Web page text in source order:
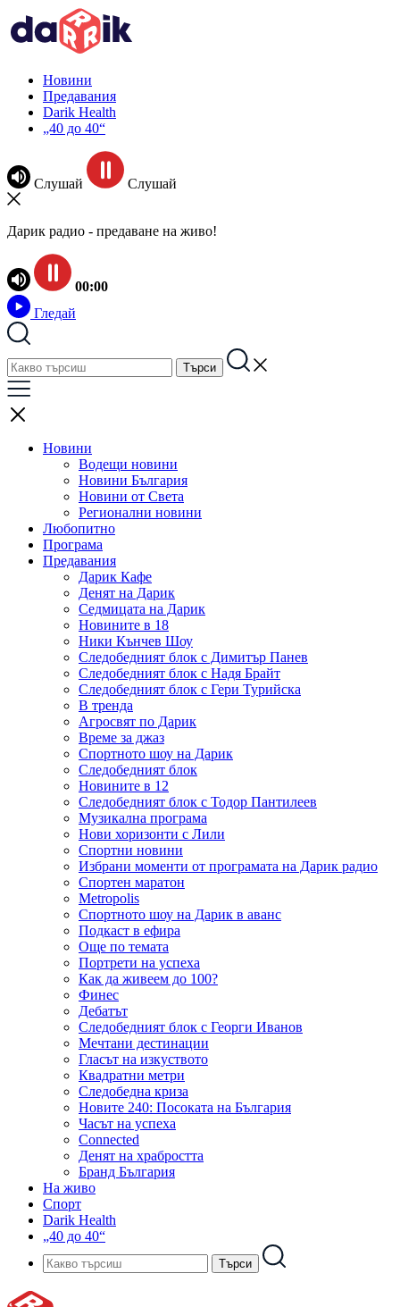
Новини
Предавания
Darik Health
„40 до 40“
Слушай Слушай
Дарик радио - предаване на живо!
00:00
Гледай
Новини
Водещи новини
Новини България
Новини от Света
Регионални новини
Любопитно
Програма
Предавания
Дарик Кафе
Денят на Дарик
Седмицата на Дарик
Новините в 18
Ники Кънчев Шоу
Следобедният блок с Димитър Панев
Следобедният блок с Надя Брайт
Следобедният блок с Гери Турийска
В тренда
Агросвят по Дарик
Време за джаз
Спортното шоу на Дарик
Следобедният блок
Новините в 12
Следобедният блок с Тодор Пантилеев
Музикална програма
Нови хоризонти с Лили
Спортни новини
Избрани моменти от програмата на Дарик радио
Спортен маратон
Metropolis
Спортното шоу на Дарик в аванс
Подкаст в ефира
Още по темата
Портрети на успеха
Как да живеем до 100?
Финес
Дебатът
Следобедният блок с Георги Иванов
Мечтани дестинации
Гласът на изкуството
Квадратни метри
Следобедна криза
Новите 240: Посоката на България
Часът на успеха
Connected
Денят на храбростта
Бранд България
На живо
Спорт
Darik Health
„40 до 40“